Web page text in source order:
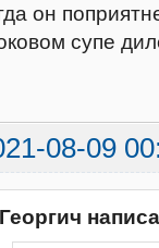
он
супе
08-09
Георгич